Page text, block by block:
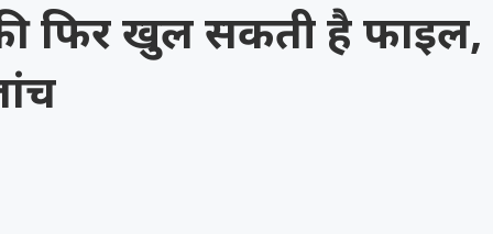
फिर खुल सकती है फाइल,